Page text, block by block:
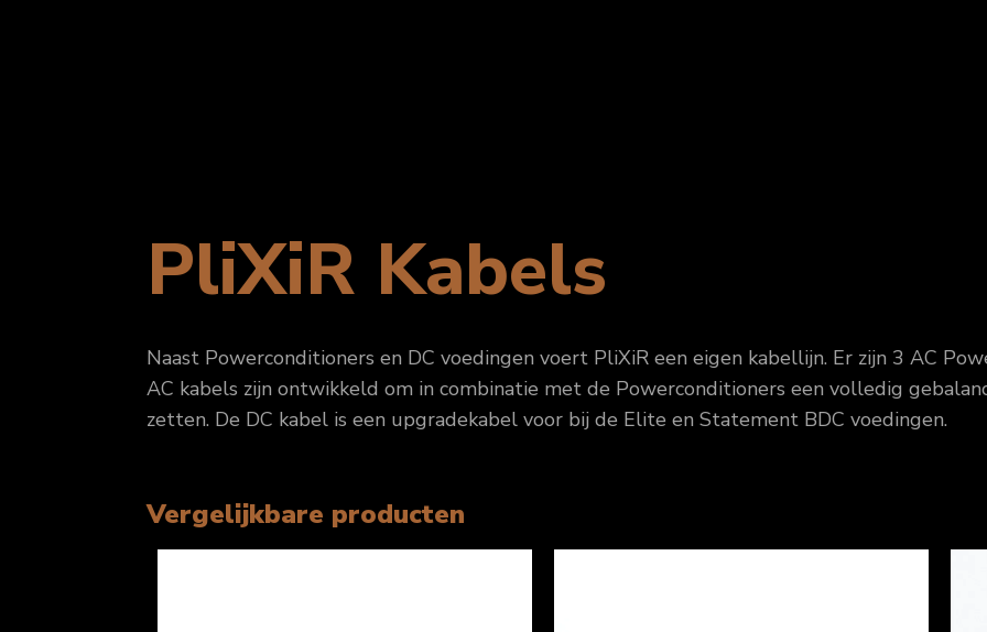
PliXiR Kabels
Naast Powerconditioners en DC voedingen voert PliXiR een eigen kabellijn. Er zijn 3 AC
AC kabels zijn ontwikkeld om in combinatie met de Powerconditioners een volledig
zetten. De DC kabel is een upgradekabel voor bij de Elite en Statement BDC voedingen.
Vergelijkbare producten